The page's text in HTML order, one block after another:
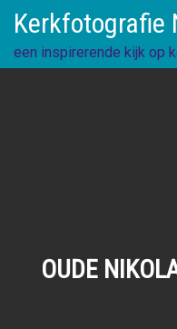
content
Kerkfotografie
een inspirerende kijk op
OUDE